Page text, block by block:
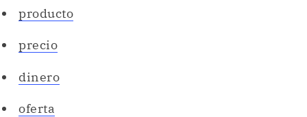
producto
precio
dinero
oferta